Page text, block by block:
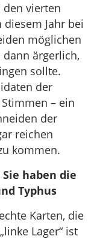
den vierten
Jahr bei
möglichen
dann ärgerlich,
sollte.
der
– ein
der
reichen
kommen.
haben die
Typhus
Karten, die
Lager“ ist